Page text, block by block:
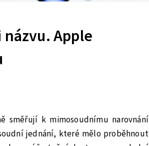
Apple
směřují k mimosoudnímu narovnání
jednání, které mělo proběhnout